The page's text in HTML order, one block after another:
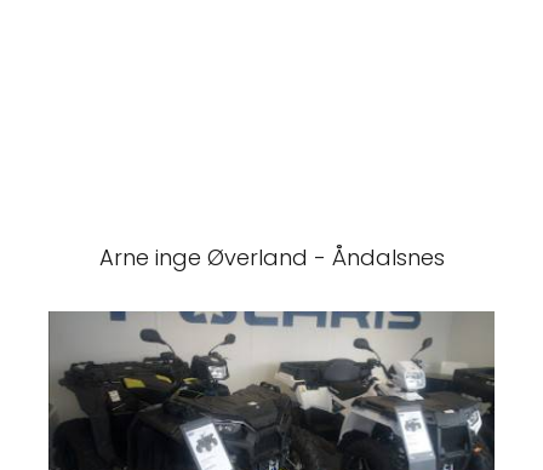
Arne inge Øverland - Åndalsnes